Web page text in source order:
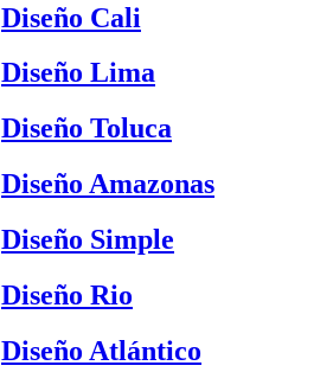
Diseño Cali
Diseño Lima
Diseño Toluca
Diseño Amazonas
Diseño Simple
Diseño Rio
Diseño Atlántico